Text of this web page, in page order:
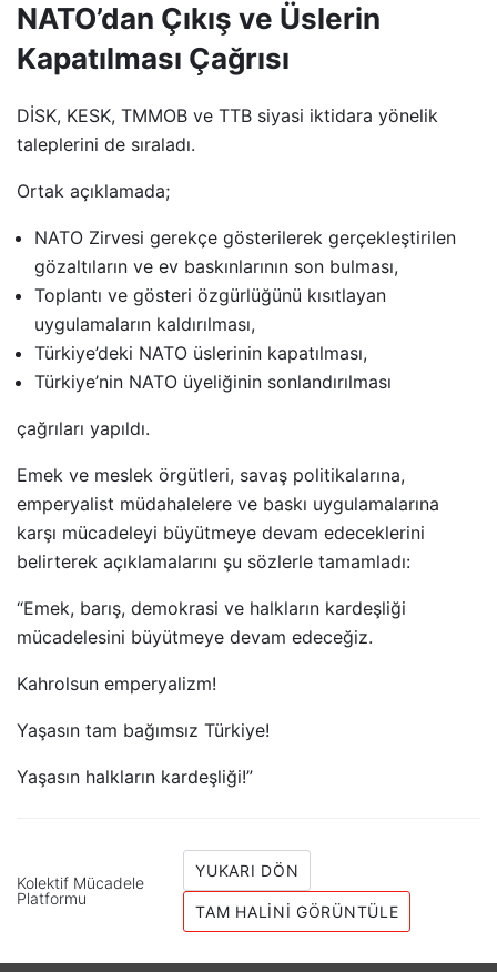
NATO’dan Çıkış ve Üslerin
Kapatılması Çağrısı
DİSK, KESK, TMMOB ve TTB siyasi iktidara yönelik
taleplerini de sıraladı.
Ortak açıklamada;
NATO Zirvesi gerekçe gösterilerek gerçekleştirilen
gözaltıların ve ev baskınlarının son bulması,
Toplantı ve gösteri özgürlüğünü kısıtlayan
uygulamaların kaldırılması,
Türkiye’deki NATO üslerinin kapatılması,
Türkiye’nin NATO üyeliğinin sonlandırılması
çağrıları yapıldı.
Emek ve meslek örgütleri, savaş politikalarına,
emperyalist müdahalelere ve baskı uygulamalarına
karşı mücadeleyi büyütmeye devam edeceklerini
belirterek açıklamalarını şu sözlerle tamamladı:
“Emek, barış, demokrasi ve halkların kardeşliği
mücadelesini büyütmeye devam edeceğiz.
Kahrolsun emperyalizm!
Yaşasın tam bağımsız Türkiye!
Yaşasın halkların kardeşliği!”
Kolektif Mücadele
Platformu
YUKARI DÖN
TAM HALINI GÖRÜNTÜLE